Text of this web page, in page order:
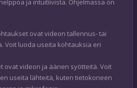
ja intuitiivista. Ohjelmassa on
ovat videon tallennus- tai
Voit luoda useita kohtauksia eri
ovat videon ja äänen syötteitä. Voit
useita lähteitä, kuten tietokoneen